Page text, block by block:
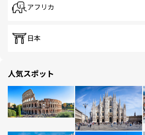
アフリカ
日本
人気スポット